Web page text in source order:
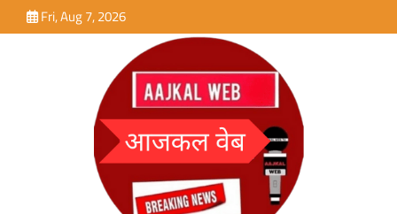
to
Fri, Aug 7, 2026